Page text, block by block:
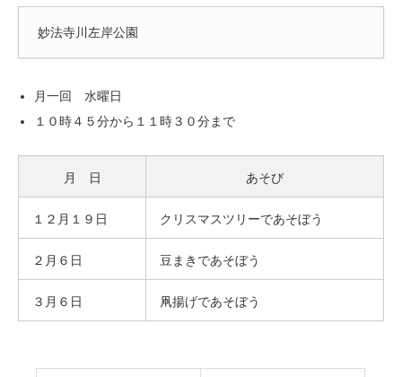
妙法寺川左岸公園
月一回 水曜日
１０時４５分から１１時３０分まで
月 日 あそび
１２月１９日 クリスマスツリーであそぼう
２月６日 豆まきであそぼう
３月６日 凧揚げであそぼう